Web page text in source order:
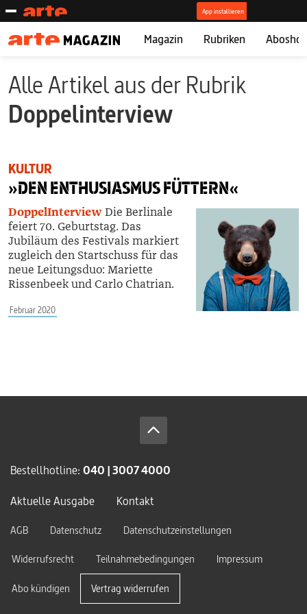
Magazin Rubriken
Alle Artikel aus der Rubrik
Doppelinterview
KULTUR
»DEN ENTHUSIASMUS FÜTTERN«
DoppelInterviewDie Berlinale
feiert70. Geburtstag. Das
Jubiläumdes Festivals markiert
zugleich den Startschuss für das
neue Leitungsduo: Mariette
Rissenbeekund Carlo Chatrian.
Februar 2020
Bestellhotline: 040 | 3007 4000
Aktuelle Ausgabe
Kontakt
AGB Datenschutz
Datenschutzeinstellungen
Widerrufsrecht
Teilnahmebedingungen Impressum
Abo kündigen Vertrag widerrufen